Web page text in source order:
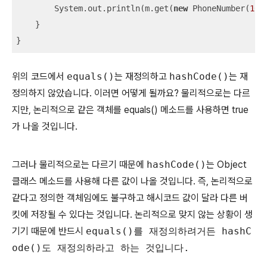
        System.out.println(m.get(
new PhoneNumber(100
    }
}
위의 코드에서 equals()는 재정의하고 hashCode()는 재
정의하지 않았습니다. 이러면 어떻게 될까요? 물리적으로는 다르
지만, 논리적으로 같은 객체를 equals() 메소드를 사용하면 true
가 나올 것입니다.
그러나 물리적으로는 다르기 때문에 hashCode()는 Object
클래스 메소드를 사용해 다른 값이 나올 것입니다. 즉, 논리적으로
같다고 정의한 객체임에도 불구하고 해시코드 값이 달라 다른 버
킷에 저장될 수 있다는 것입니다. 논리적으로 맞지 않는 상황이 생
기기 때문에 반드시 equals()를 재정의하려거든 hashC
ode()도 재정의하라고 하는 것입니다.